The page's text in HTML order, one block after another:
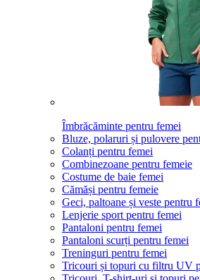
Îmbrăcăminte pentru femei
Bluze, polaruri și pulovere
Colanți pentru femei
Combinezoane pentru femeie
Costume de baie femei
Cămăși pentru femeie
Geci, paltoane și veste pentru
Lenjerie sport pentru femei
Pantaloni pentru femei
Pantaloni scurți pentru femei
Treninguri pentru femei
Tricouri și topuri cu filtru UV